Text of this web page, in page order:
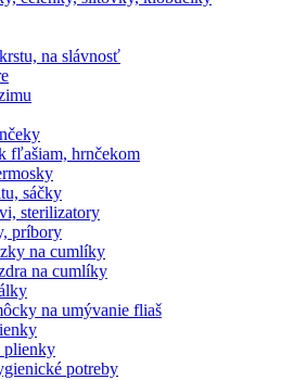
na slávnosť
fľašiam, hrnčekom
sáčky
sterilizatory
príbory
na cumlíky
na cumlíky
na umývanie fliaš
plienky
potreby